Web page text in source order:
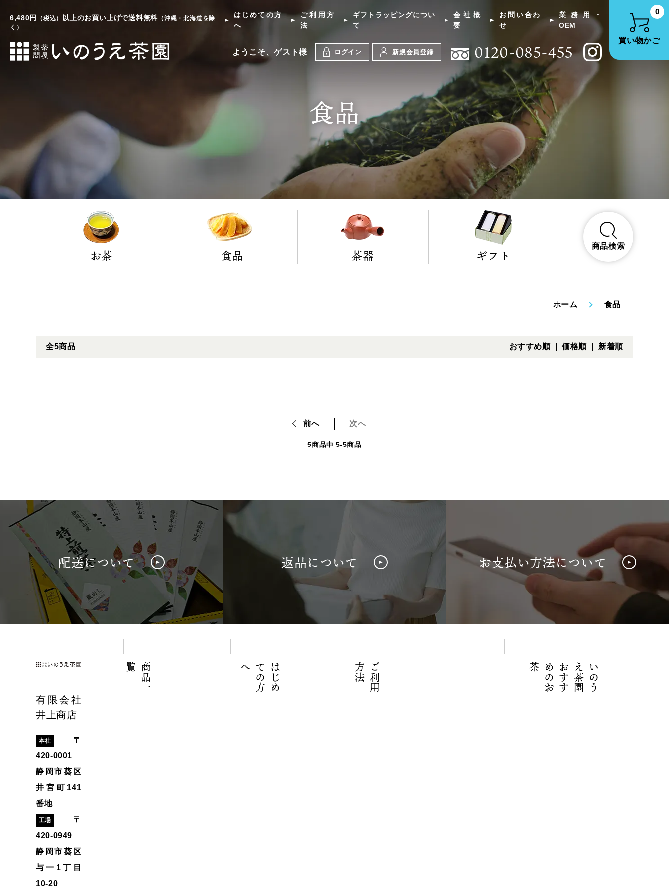
6,480円 （税込） 以上のお買い上げで送料無料 （沖縄・北海道を除
く）
はじめての方
へ
ご利用方
法
ギフトラッピングについ
て
会社概
要
お問い合わ
せ
業務用・
OEM
ようこそ、ゲスト様 ログイン 新規会員登録 0120-085-455
0
買い物かご
お茶 食品 茶器 ギフト
商品検索
食品
ホーム 食品
全5商品 おすすめ順 | 価格順| 新着順
前へ 次へ
5商品中 5-5商品
配送について 返品について お支払い方法について
有限会社
井上商店
本社
〒
420-0001
静岡市葵区
井宮町141
番地
工場
〒
420-0949
静岡市葵区
与一1丁目
10-20
商
品
一
覧 は
じ
め
て
の
方
へ ご
利
用
方
法 い
の
う
え
茶
園
お
す
す
め
の
お
茶